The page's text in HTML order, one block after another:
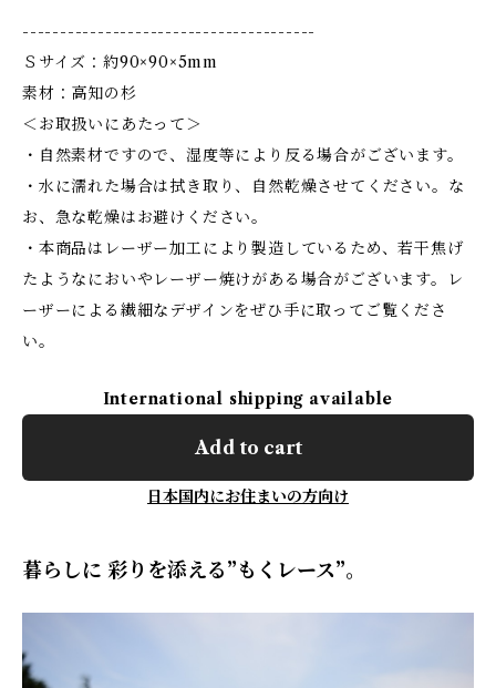
---------------------------------------
Ｓサイズ：約90×90×5mm
素材：高知の杉
＜お取扱いにあたって＞
・自然素材ですので、湿度等により反る場合がございます。
・水に濡れた場合は拭き取り、自然乾燥させてください。な
お、急な乾燥はお避けください。
・本商品はレーザー加工により製造しているため、若干焦げ
たようなにおいやレーザー焼けがある場合がございます。レ
ーザーによる繊細なデザインをぜひ手に取ってご覧くださ
い。
International shipping available
Add to cart
日本国内にお住まいの方向け
暮らしに 彩りを添える”もくレース”。